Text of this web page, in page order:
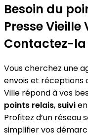
−
Besoin du
Presse Vieille
Contactez-
Vous cherchez une
envois et réceptions
Ville répond à vos
points relais, suivi
Profitez d’un réseau
simplifier vos